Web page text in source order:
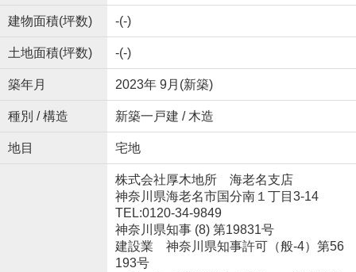
建物面積(坪数) -(-)
土地面積(坪数) -(-)
築年月 2023年 9月(新築)
種別 / 構造 新築一戸建 / 木造
地目 宅地
株式会社厚木地所 海老名支店
神奈川県海老名市国分南１丁目3-14
TEL:0120-34-9849
神奈川県知事 (8) 第19831号
建設業 神奈川県知事許可（般-4）第56
193号